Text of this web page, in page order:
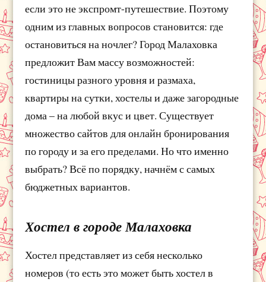
если это не экспромт-путешествие. Поэтому
одним из главных вопросов становится: где
остановиться на ночлег? Город Малаховка
предложит Вам массу возможностей:
гостиницы разного уровня и размаха,
квартиры на сутки, хостелы и даже загородные
дома – на любой вкус и цвет. Существует
множество сайтов для онлайн бронирования
по городу и за его пределами. Но что именно
выбрать? Всё по порядку, начнём с самых
бюджетных вариантов.
Хостел в городе Малаховка
Хостел представляет из себя несколько
номеров (то есть это может быть хостел в